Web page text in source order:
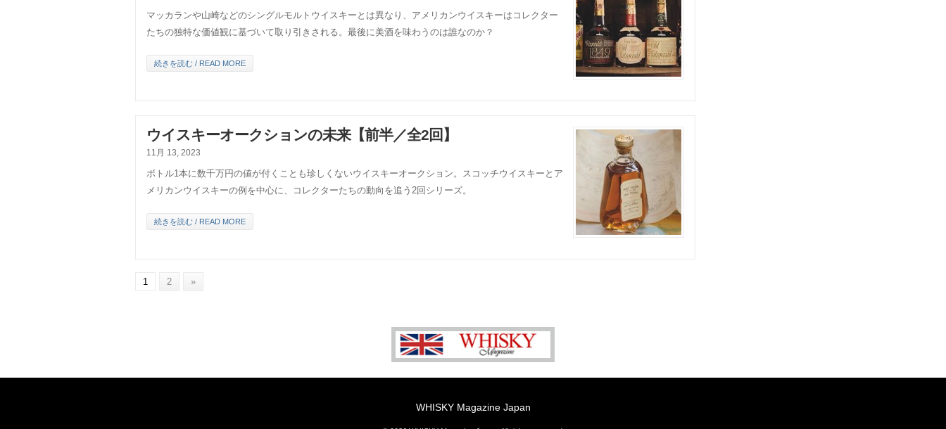
マッカランや山崎などのシングルモルトウイスキーとは異なり、アメリカンウイスキーはコレクター
たちの独特な価値観に基づいて取り引きされる。最後に美酒を味わうのは誰なのか？
続きを読む / READ MORE
ウイスキーオークションの未来【前半／全2回】
11月 13, 2023
ボトル1本に数千万円の値が付くことも珍しくないウイスキーオークション。スコッチウイスキーとア
メリカンウイスキーの例を中心に、コレクターたちの動向を追う2回シリーズ。
続きを読む / READ MORE
1 2 »
WHISKY Magazine Japan